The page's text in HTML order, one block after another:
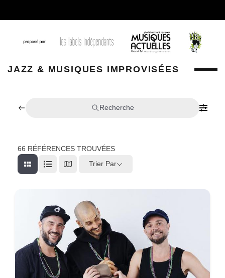
JAZZ & MUSIQUES IMPROVISÉES
Recherche
66 RÉFÉRENCES TROUVÉES
Trier Par